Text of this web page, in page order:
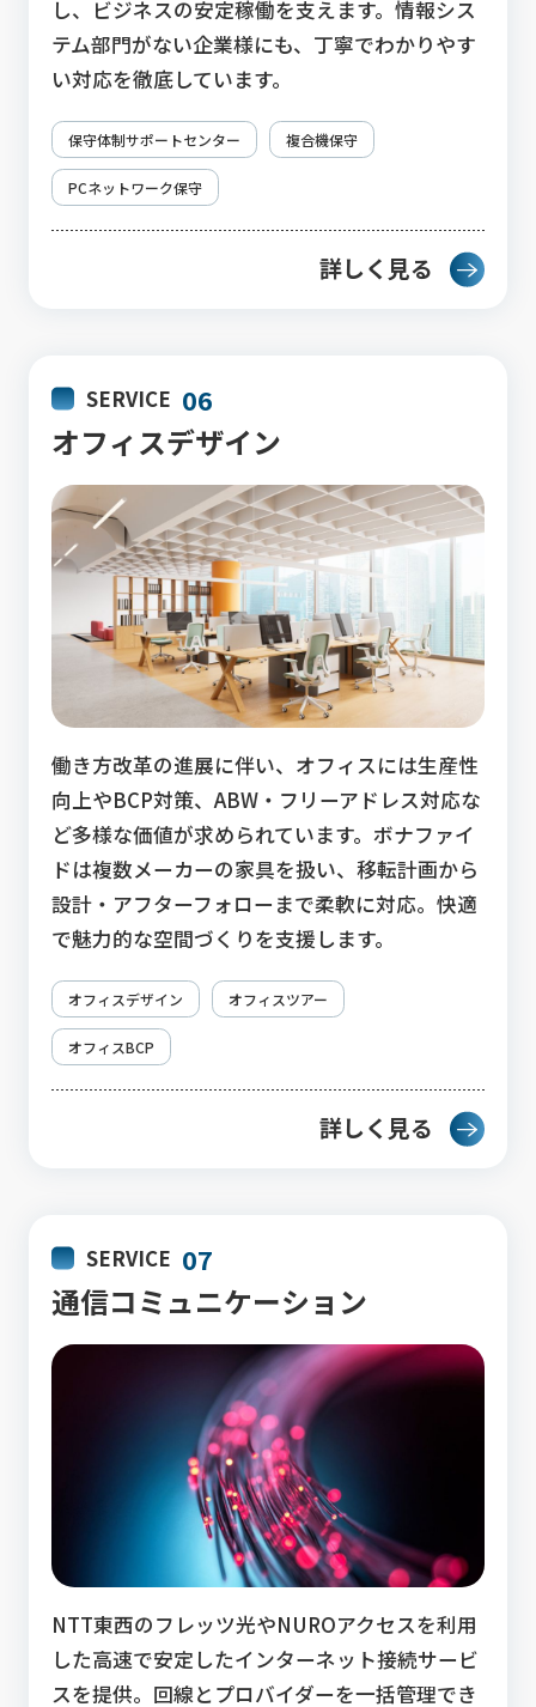
し、ビジネスの安定稼働を支えます。情報シス
テム部門がない企業様にも、丁寧でわかりやす
い対応を徹底しています。
保守体制サポートセンター 複合機保守
PCネットワーク保守
詳しく見る
SERVICE 06
オフィスデザイン
働き方改革の進展に伴い、オフィスには生産性
向上やBCP対策、ABW・フリーアドレス対応な
ど多様な価値が求められています。ボナファイ
ドは複数メーカーの家具を扱い、移転計画から
設計・アフターフォローまで柔軟に対応。快適
で魅力的な空間づくりを支援します。
オフィスデザイン オフィスツアー
オフィスBCP
詳しく見る
SERVICE 07
通信コミュニケーション
NTT東西のフレッツ光やNUROアクセスを利用
した高速で安定したインターネット接続サービ
スを提供。回線とプロバイダーを一括管理でき